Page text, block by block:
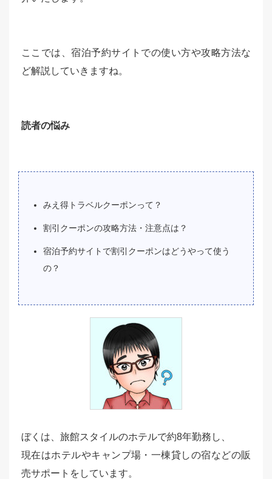
ここでは、宿泊予約サイトでの使い方や攻略方法な
ど解説していきますね。
読者の悩み
みえ得トラベルクーポンって？
割引クーポンの攻略方法・注意点は？
宿泊予約サイトで割引クーポンはどうやって使う
の？
ぼくは、旅館スタイルのホテルで約8年勤務し、
現在はホテルやキャンプ場・一棟貸しの宿などの販
売サポートをしています。